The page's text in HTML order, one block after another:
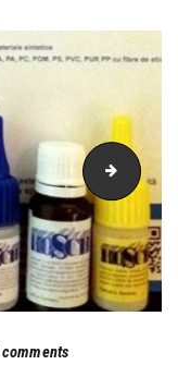
Hosch-1
comments